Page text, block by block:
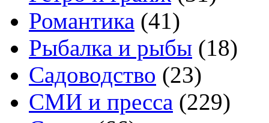
Романтика (41)
Рыбалка и рыбы (18)
Садоводство (23)
СМИ и пресса (229)